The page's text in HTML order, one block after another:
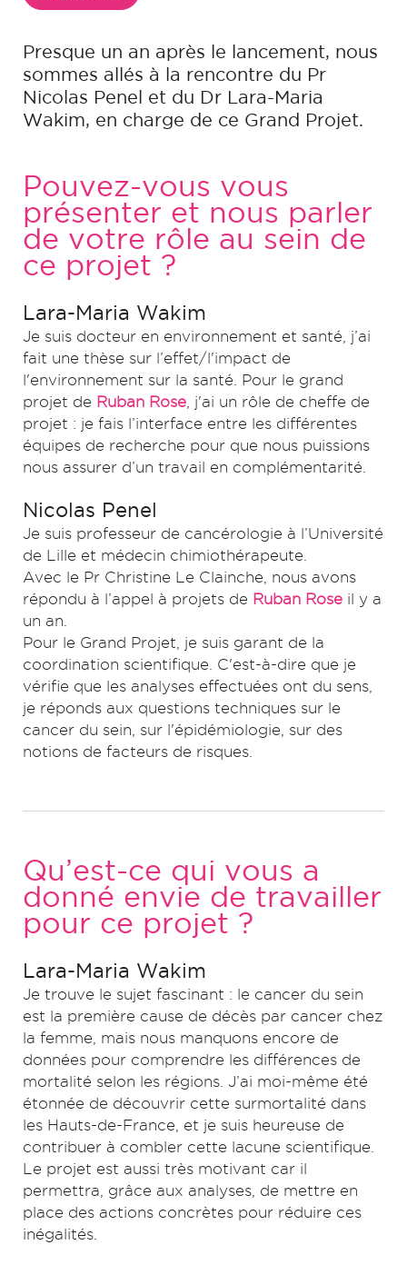
Presque un an après le lancement, nous
sommes allés à la rencontre du Pr
Nicolas Penel et du Dr Lara-Maria
Wakim, en charge de ce Grand Projet.
Pouvez-vous vous
présenter et nous parler
de votre rôle au sein de
ce projet ?
Lara-Maria Wakim
Je suis docteur en environnement et santé, j’ai
fait une thèse sur l’effet/l'impact de
l'environnement sur la santé. Pour le grand
projet de Ruban Rose , j'ai un rôle de cheffe de
projet : je fais l’interface entre les différentes
équipes de recherche pour que nous puissions
nous assurer d’un travail en complémentarité.
Nicolas Penel
Je suis professeur de cancérologie à l’Université
de Lille et médecin chimiothérapeute.
Avec le Pr Christine Le Clainche, nous avons
répondu à l’appel à projets de Ruban Rose il y a
un an.
Pour le Grand Projet, je suis garant de la
coordination scientifique. C'est-à-dire que je
vérifie que les analyses effectuées ont du sens,
je réponds aux questions techniques sur le
cancer du sein, sur l'épidémiologie, sur des
notions de facteurs de risques.
Qu’est-ce qui vous a
donné envie de travailler
pour ce projet ?
Lara-Maria Wakim
Je trouve le sujet fascinant : le cancer du sein
est la première cause de décès par cancer chez
la femme, mais nous manquons encore de
données pour comprendre les différences de
mortalité selon les régions. J’ai moi-même été
étonnée de découvrir cette surmortalité dans
les Hauts-de-France, et je suis heureuse de
contribuer à combler cette lacune scientifique.
Le projet est aussi très motivant car il
permettra, grâce aux analyses, de mettre en
place des actions concrètes pour réduire ces
inégalités.